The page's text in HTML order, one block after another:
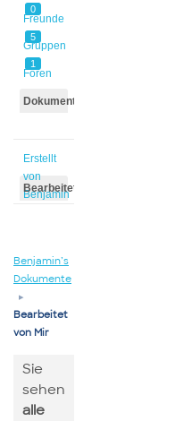
0
Freunde
5
Gruppen
1
Foren
Dokumente
Erstellt
von
Benjamin
Bearbeitet
Benjamin’s
Dokumente
▸
Bearbeitet
von Mir
Sie
sehen
alle